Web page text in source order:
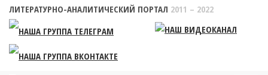
ЛИТЕРАТУРНО-АНАЛИТИЧЕСКИЙ ПОРТАЛ 2011 – 2022